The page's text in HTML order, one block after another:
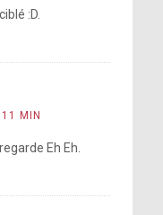
:D.
MIN
Eh Eh.